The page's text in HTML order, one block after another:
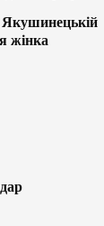
жінка